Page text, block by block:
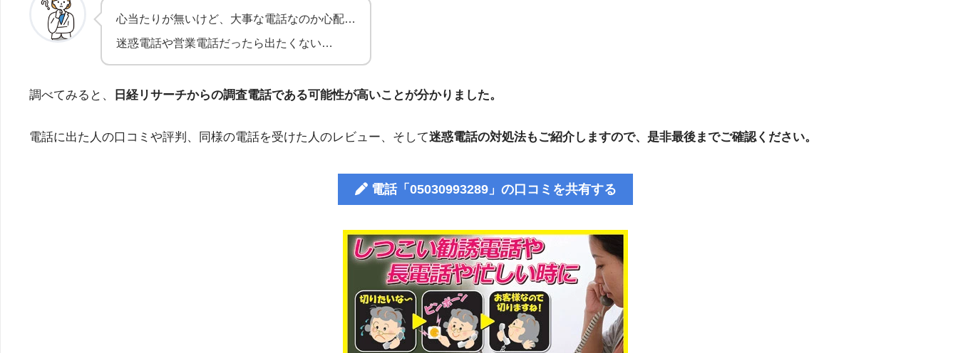
心当たりが無いけど、大事な電話なのか心配…
迷惑電話や営業電話だったら出たくない…
調べてみると、 日経リサーチからの調査電話である可能性が高いことが分かりました。
電話に出た人の口コミや評判、同様の電話を受けた人のレビュー、そして迷惑電話の対処法もご紹介しますので、是非最後までご確認ください。
電話「05030993289」の口コミを共有する